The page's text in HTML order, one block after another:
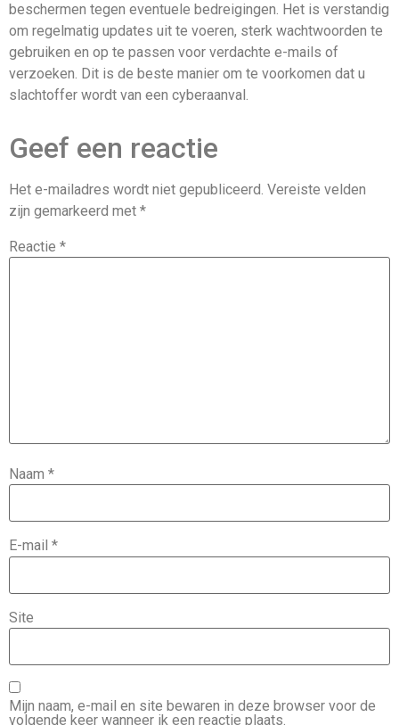
beschermen tegen eventuele bedreigingen. Het is verstandig
om regelmatig updates uit te voeren, sterk wachtwoorden te
gebruiken en op te passen voor verdachte e-mails of
verzoeken. Dit is de beste manier om te voorkomen dat u
slachtoffer wordt van een cyberaanval.
Geef een reactie
Het e-mailadres wordt niet gepubliceerd. Vereiste velden
zijn gemarkeerd met *
Reactie *
Naam *
E-mail *
Site
Mijn naam, e-mail en site bewaren in deze browser voor de
volgende keer wanneer ik een reactie plaats.